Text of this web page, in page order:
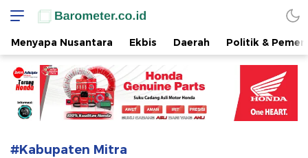
www.barometer.co.id
Berita Terkini di Sulawesi Utara
Menyapa Nusantara Ekbis Daerah Politik &
#Kabupaten Mitra